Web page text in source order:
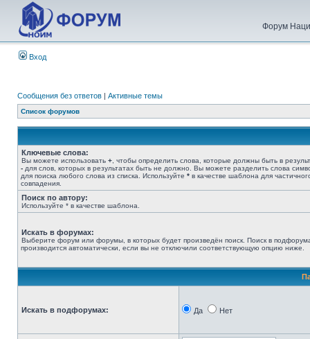
Форум
Вход
Сообщения без ответов | Активные темы
Список форумов
Ключевые слова:
Вы можете использовать + , чтобы определить слова, которые должны быть в
- для слов, которых в результатах быть не должно. Вы можете разделить слова
для поиска любого слова из списка. Используйте * в качестве шаблона для
совпадения.
Поиск по автору:
Используйте * в качестве шаблона.
Искать в форумах:
Выберите форум или форумы, в которых будет произведён поиск. Поиск в
производится автоматически, если вы не отключили соответствующую опцию ниже.
Искать в подфорумах: Да Нет